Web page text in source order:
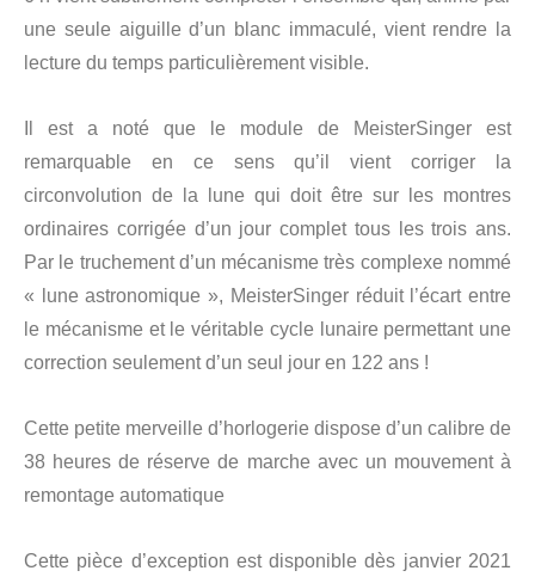
une seule aiguille d’un blanc immaculé, vient rendre la
lecture du temps particulièrement visible.
Il est a noté que le module de MeisterSinger est
remarquable en ce sens qu’il vient corriger la
circonvolution de la lune qui doit être sur les montres
ordinaires corrigée d’un jour complet tous les trois ans.
Par le truchement d’un mécanisme très complexe nommé
« lune astronomique », MeisterSinger réduit l’écart entre
le mécanisme et le véritable cycle lunaire permettant une
correction seulement d’un seul jour en 122 ans !
Cette petite merveille d’horlogerie dispose d’un calibre de
38 heures de réserve de marche avec un mouvement à
remontage automatique
Cette pièce d’exception est disponible dès janvier 2021